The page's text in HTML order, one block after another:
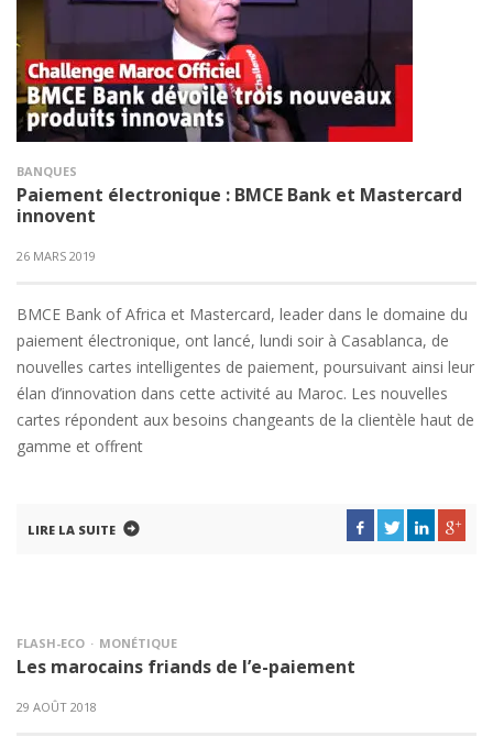
BANQUES
Paiement électronique : BMCE Bank et Mastercard
innovent
26 MARS 2019
BMCE Bank of Africa et Mastercard, leader dans le domaine du
paiement électronique, ont lancé, lundi soir à Casablanca, de
nouvelles cartes intelligentes de paiement, poursuivant ainsi leur
élan d’innovation dans cette activité au Maroc. Les nouvelles
cartes répondent aux besoins changeants de la clientèle haut de
gamme et offrent
LIRE LA SUITE
FLASH-ECO MONÉTIQUE
Les marocains friands de l’e-paiement
29 AOÛT 2018